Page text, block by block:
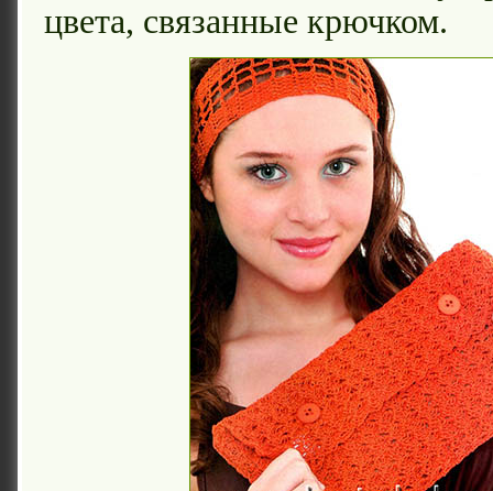
цвета, связанные крючком.